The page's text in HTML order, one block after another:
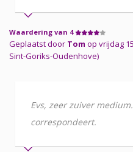
Waardering van 4
Geplaatst door Tom op vrijdag
Sint-Goriks-Oudenhove)
Evs, zeer zuiver
correspondeert.